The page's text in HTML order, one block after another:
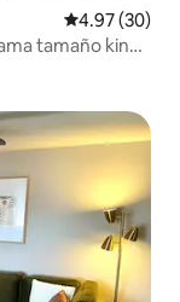
Calificación
4.97 (30)
tamaño king •